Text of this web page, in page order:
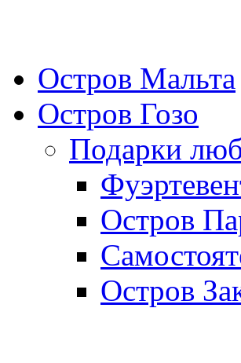
Остров Мальта
Остров Гозо
Подарки
Остров
Остров